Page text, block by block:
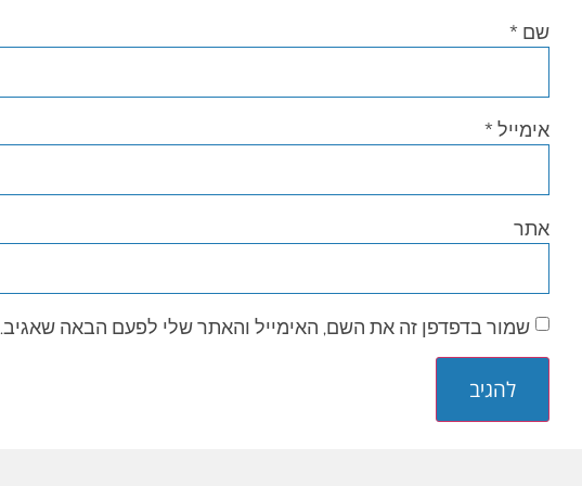
שם *
אימייל *
אתר
שמור בדפדפן זה את השם, האימייל והאתר שלי לפעם הבאה שאגיב.